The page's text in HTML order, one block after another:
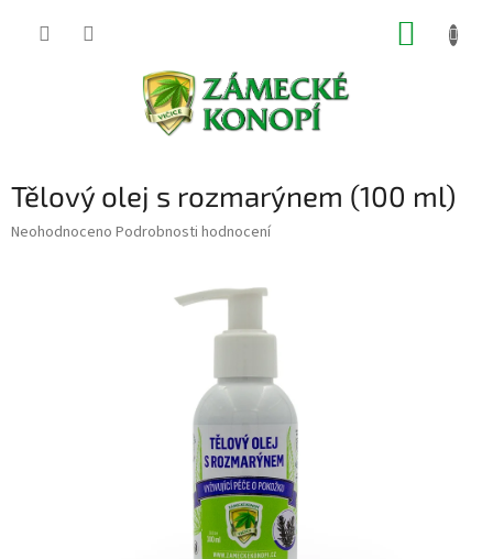
Tělový olej s rozmarýnem (100 ml)
Průměrné
Neohodnoceno Podrobnosti hodnocení